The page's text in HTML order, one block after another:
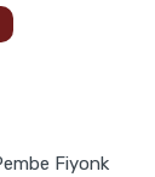
Fiyonk